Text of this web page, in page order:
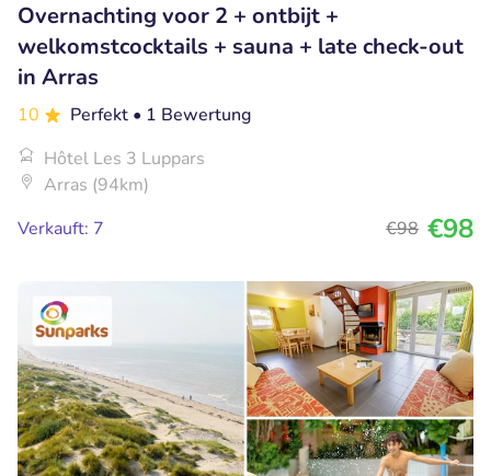
Overnachting voor 2 + ontbijt +
welkomstcocktails + sauna + late check-out
in Arras
10 Perfekt • 1 Bewertung
Hôtel Les 3 Luppars
Arras (94km)
Verkauft: 7
€98 €98